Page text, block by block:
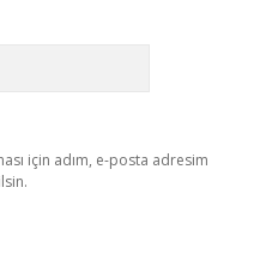
için adım, e-posta adresim